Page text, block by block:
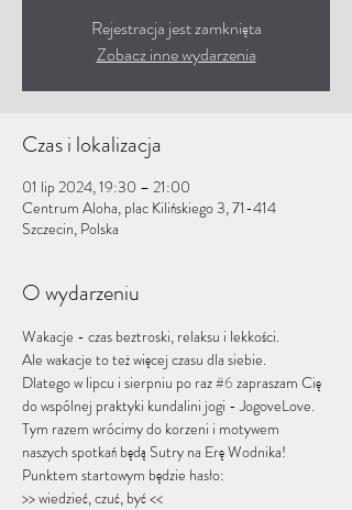
Rejestracja jest zamknięta
Zobacz inne wydarzenia
Czas i lokalizacja
01 lip 2024, 19:30 – 21:00
Centrum Aloha, plac Kilińskiego 3, 71-414
Szczecin, Polska
O wydarzeniu
Wakacje - czas beztroski, relaksu i lekkości.
Ale wakacje to też więcej czasu dla siebie.
Dlatego w lipcu i sierpniu po raz #6 zapraszam Cię
do wspólnej praktyki kundalini jogi - JogoveLove.
Tym razem wrócimy do korzeni i motywem
naszych spotkań będą Sutry na Erę Wodnika!
Punktem startowym będzie hasło:
>> wiedzieć, czuć, być <<